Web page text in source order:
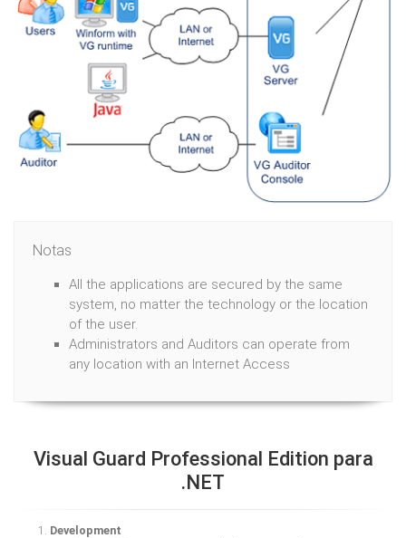
Notas
All the applications are secured by the same
system, no matter the technology or the location
of the user.
Administrators and Auditors can operate from
any location with an Internet Access
Visual Guard Professional Edition para
.NET
Development